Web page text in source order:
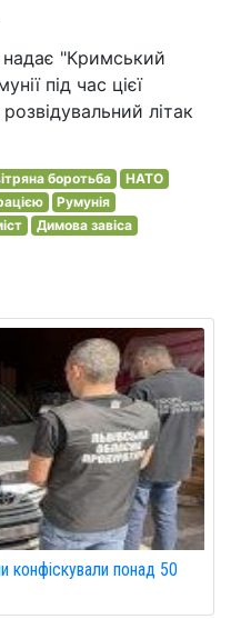
надає "Кримський
під час цієї
літак
боротьба
НАТО
Румунія
Димова завіса
конфіскували понад 50